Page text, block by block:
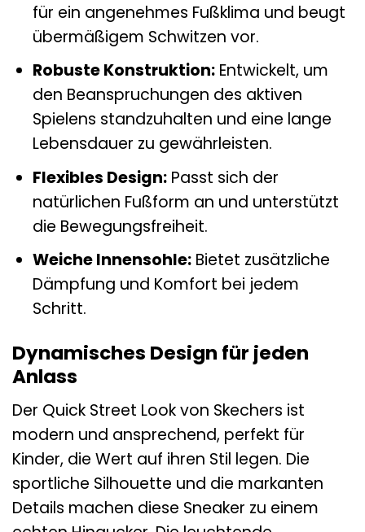
für ein angenehmes Fußklima und beugt
übermäßigem Schwitzen vor.
Robuste Konstruktion:Entwickelt, um
den Beanspruchungen des aktiven
Spielens standzuhalten und eine lange
Lebensdauer zu gewährleisten.
Flexibles Design:Passt sich der
natürlichen Fußform an und unterstützt
die Bewegungsfreiheit.
Weiche Innensohle:Bietet zusätzliche
Dämpfung und Komfort bei jedem
Schritt.
Dynamisches Design für jeden
Anlass
Der Quick Street Look von Skechers ist
modern und ansprechend, perfekt für
Kinder, die Wert auf ihren Stil legen. Die
sportliche Silhouette und die markanten
Details machen diese Sneaker zu einem